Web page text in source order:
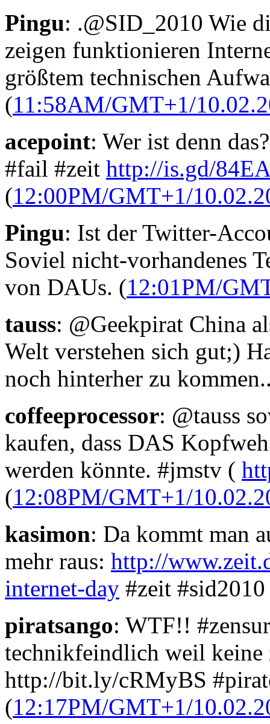
Pingu: .@SID_2010 Wie
zeigen funktionieren
größtem technischen
(11:58AM/GMT+1/
acepoint: Wer ist denn
#fail #zeit http://is.gd/
(12:00PM/GMT+1/
Pingu: Ist der Twitter-
Soviel nicht-vorhandenes
von DAUs. (12:01PM/
tauss: @Geekpirat China
Welt verstehen sich gut;)
noch hinterher zu
coffeeprocessor: @tauss
kaufen, dass DAS
werden könnte. #jmstv (
(12:08PM/GMT+1/
kasimon: Da kommt man
mehr raus: http://
internet-day #zeit
piratsango: WTF!!
technikfeindlich weil keine
http://bit.ly/cRMyBS
(12:17PM/GMT+1/